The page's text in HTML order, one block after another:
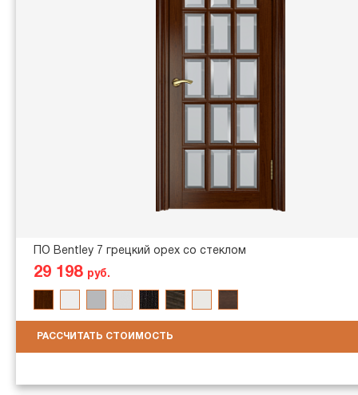
ПО Bentley 7 грецкий орех со стеклом
29 198 руб.
РАССЧИТАТЬ СТОИМОСТЬ